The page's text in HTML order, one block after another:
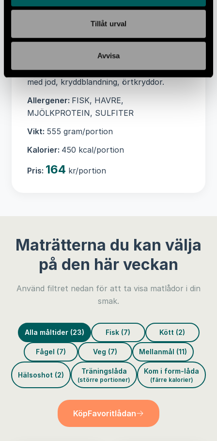
Tillåt urval
Avvisa
0,8 g, Protein 9,1 g, Salt 0,4 g
broccoli11%), matlagningsVIN,
HAVREdryck, CRÉME FRAICHE laktosfri,
PARMESAN, FISKFOND, lök, citron, salt
med jod, kryddblandning, örtkryddor.
Allergener: FISK, HAVRE,
MJÖLKPROTEIN, SULFITER
Vikt: 555 gram/portion
Kalorier: 450 kcal/portion
Pris: 164 kr/portion
Maträtterna du kan välja
på den här veckan
Använd filtret nedan för att ta visa matlådor i din
smak.
Alla måltider (23) Fisk (7) Kött (2)
Fågel (7) Veg (7) Mellanmål (11)
Hälsoshot (2) Träningslåda
(större portioner)
Kom i form-låda
(färre kalorier)
KöpFavoritlådan